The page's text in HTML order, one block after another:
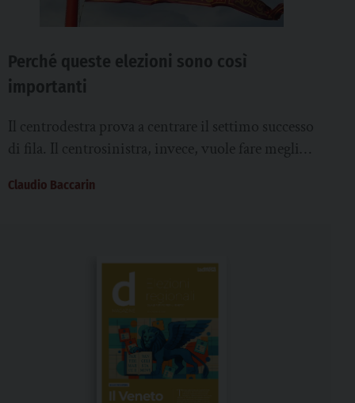
Perché queste elezioni sono così
importanti
Il centrodestra prova a centrare il settimo successo
di fila. Il centrosinistra, invece, vuole fare meglio
assessori (ormai ex) non torneranno
Claudio Baccarin